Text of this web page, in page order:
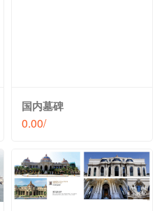
国内墓碑
0.00/